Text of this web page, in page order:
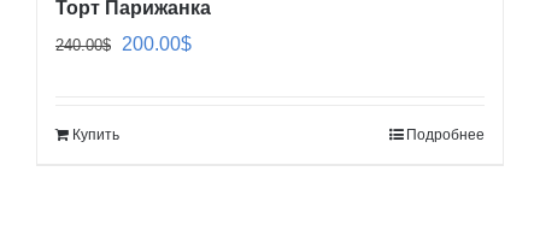
Торт Парижанка
240.00$
Первоначальная
200.00$Текущая
Купить Подробнее